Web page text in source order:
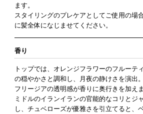
ます。
スタイリングのプレケアとしてご使用の場
に髪全体になじませてください。
香り
トップでは、オレンジフラワーのフルーテ
の穏やかさと調和し、月夜の静けさを演出。
フリージアの透明感が香りに奥行きを加えま
ミドルのイランイランの官能的なコリとジ
し、チュベローズが優雅さを引立てると、